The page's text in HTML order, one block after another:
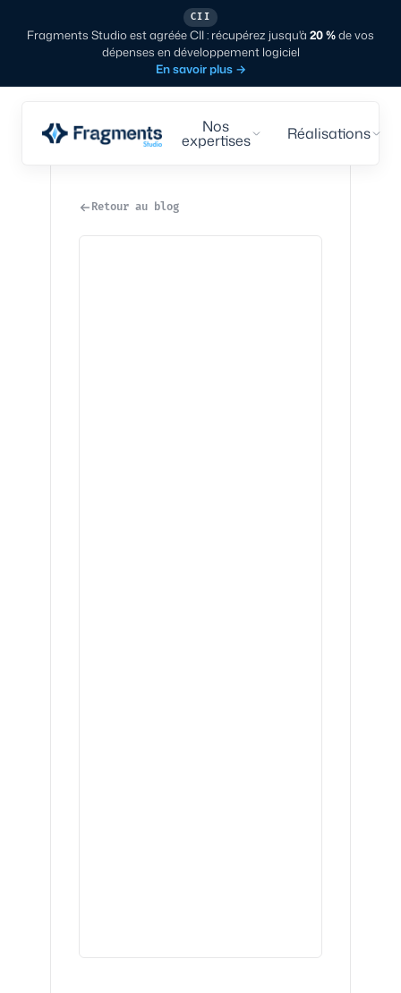
CII
Fragments Studio est agréée CII : récupérez jusqu'à 20 %de vos
dépenses en développement logiciel
En savoir plus →
Nos
expertises Réalisations
Retour au blog